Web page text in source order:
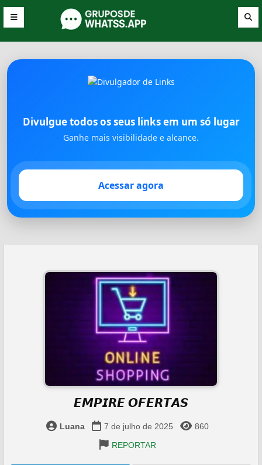
Divulgue todos os seus links em um só lugar
Ganhe mais visibilidade e alcance.
Acessar agora
𝙀𝙈𝙋𝙄𝙍𝙀 𝙊𝙁𝙀𝙍𝙏𝘼𝙎
Luana 7 de julho de 2025
860
REPORTAR